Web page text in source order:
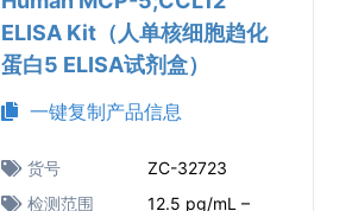
ELISA Kit（人单核细胞趋化
蛋白5 ELISA试剂盒）
一键复制产品信息
货号
ZC-32723
检测范围
12.5 pg/mL –